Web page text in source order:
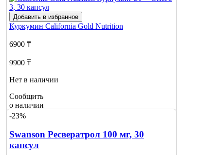
Добавить в избранное
Куркумин California Gold Nutrition
6900 ₸
9900 ₸
Нет в наличии
Сообщить
о наличии
-23%
Swanson Ресвератрол 100 мг, 30
капсул